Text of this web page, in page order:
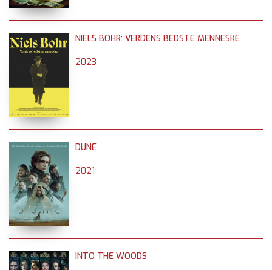
NIELS BOHR: VERDENS BEDSTE MENNESKE
2023
DUNE
2021
INTO THE WOODS